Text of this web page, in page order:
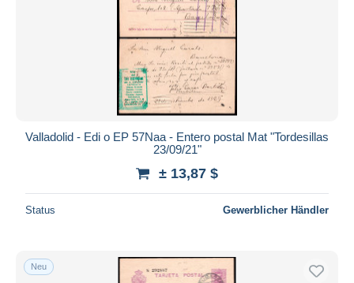
Valladolid - Edi o EP 57Naa - Entero postal Mat "Tordesillas
23/09/21"
± 13,87 $
Status Gewerblicher Händler
Neu